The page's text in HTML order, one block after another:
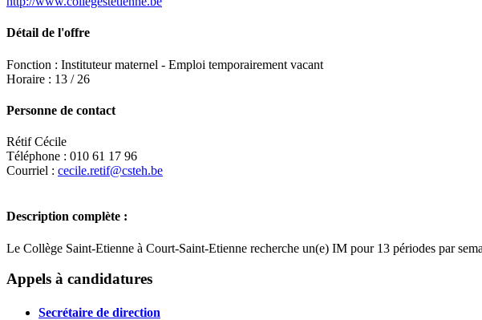
Détail de l'offre
Fonction : Instituteur maternel - Emploi temporairement vacant
Horaire : 13 / 26
Personne de contact
Rétif Cécile
Téléphone : 010 61 17 96
Courriel : cecile.retif@csteh.be
Description complète :
Le Collège Saint-Etienne à Court-Saint-Etienne recherche un(e) IM pour 13 périodes par
+
Appels à candidatures
Secrétaire de direction